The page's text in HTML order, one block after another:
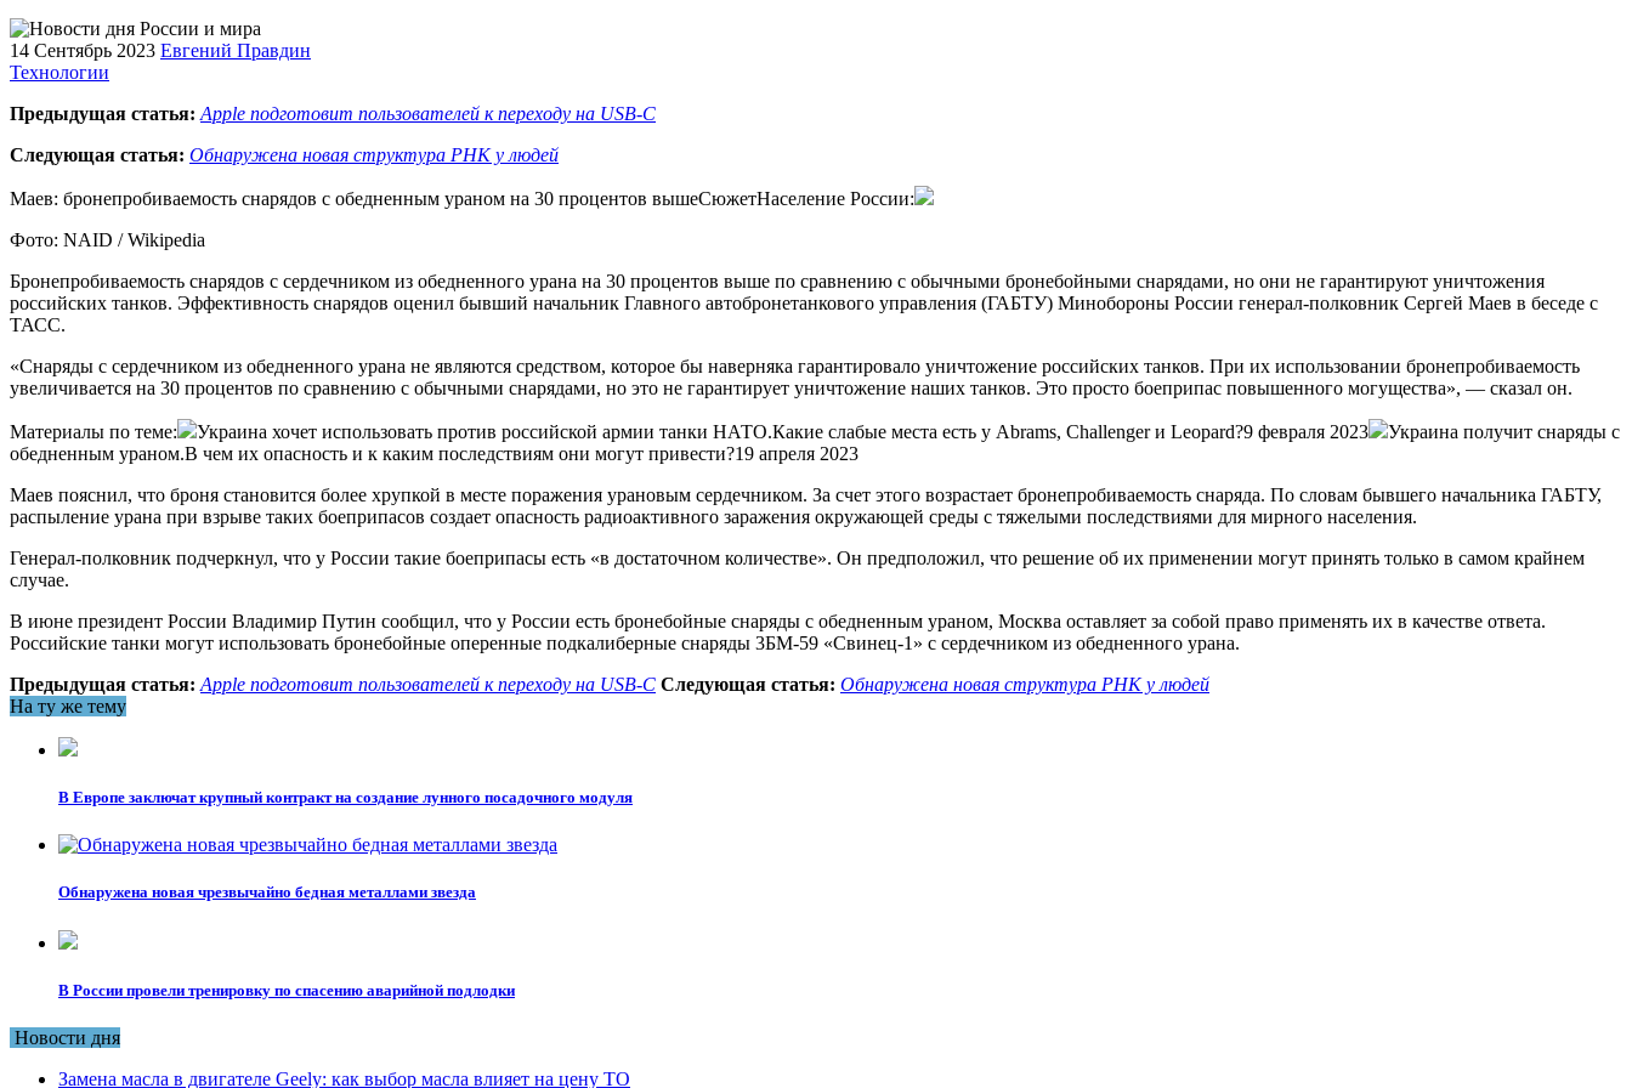
14 Сентябрь 2023 Евгений Правдин
Технологии
Предыдущая статья: Apple подготовит пользователей к переходу на USB-C
Следующая статья: Обнаружена новая структура РНК у людей
Маев: бронепробиваемость снарядов с обедненным ураном на 30 процентов вышеСюжетНаселение России:
Фото: NAID / Wikipedia
Бронепробиваемость снарядов с сердечником из обедненного урана на 30 процентов выше по сравнению с обычными бронебойными снарядами, но они не гарантируют уничтожения
российских танков. Эффективность снарядов оценил бывший начальник Главного автобронетанкового управления (ГАБТУ) Минобороны России генерал-полковник Сергей Маев в беседе с
ТАСС.
«Снаряды с сердечником из обедненного урана не являются средством, которое бы наверняка гарантировало уничтожение российских танков. При их использовании бронепробиваемость
увеличивается на 30 процентов по сравнению с обычными снарядами, но это не гарантирует уничтожение наших танков. Это просто боеприпас повышенного могущества», — сказал он.
Материалы по теме: Украина хочет использовать против российской армии танки НАТО.Какие слабые места есть у Abrams, Challenger и Leopard?9 февраля 2023
Украина получит снаряды с
обедненным ураном.В чем их опасность и к каким последствиям они могут привести?19 апреля 2023
Маев пояснил, что броня становится более хрупкой в месте поражения урановым сердечником. За счет этого возрастает бронепробиваемость снаряда. По словам бывшего начальника ГАБТУ,
распыление урана при взрыве таких боеприпасов создает опасность радиоактивного заражения окружающей среды с тяжелыми последствиями для мирного населения.
Генерал-полковник подчеркнул, что у России такие боеприпасы есть «в достаточном количестве». Он предположил, что решение об их применении могут принять только в самом крайнем
случае.
В июне президент России Владимир Путин сообщил, что у России есть бронебойные снаряды с обедненным ураном, Москва оставляет за собой право применять их в качестве ответа.
Российские танки могут использовать бронебойные оперенные подкалиберные снаряды 3БМ-59 «Свинец-1» с сердечником из обедненного урана.
Предыдущая статья: Apple подготовит пользователей к переходу на USB-C Следующая статья: Обнаружена новая структура РНК у людей
На ту же тему
В Европе заключат крупный контракт на создание лунного посадочного модуля
Обнаружена новая чрезвычайно бедная металлами звезда
В России провели тренировку по спасению аварийной подлодки
Новости дня
Замена масла в двигателе Geely: как выбор масла влияет на цену ТО